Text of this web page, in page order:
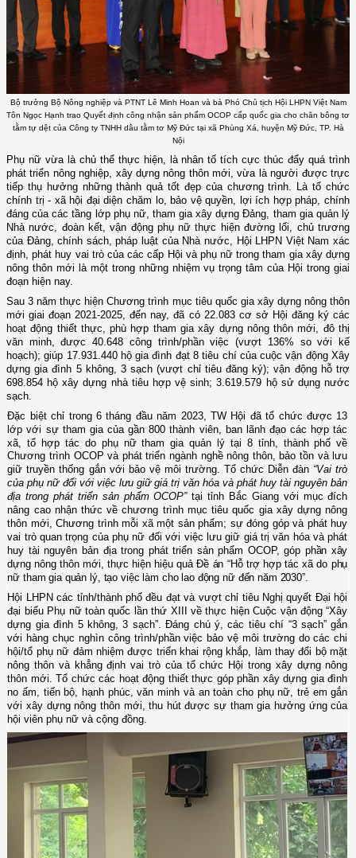
Bộ trưởng Bộ Nông nghiệp và PTNT Lê Minh Hoan và bà Phó Chủ tịch Hội LHPN Việt Nam
Tôn Ngọc Hạnh trao Quyết định công nhận sản phẩm OCOP cấp quốc gia cho chăn bông tơ
tằm tự dệt của Công ty TNHH dâu tằm tơ Mỹ Đức tại xã Phùng Xá, huyện Mỹ Đức, TP. Hà
Nội
Phụ nữ vừa là chủ thể thực hiện, là nhân tố tích cực thúc đẩy quá trình
phát triển nông nghiệp, xây dựng nông thôn mới, vừa là người được trực
tiếp thụ hưởng những thành quả tốt đẹp của chương trình. Là tổ chức
chính trị - xã hội đại diện chăm lo, bảo vệ quyền, lợi ích hợp pháp, chính
đáng của các tầng lớp phụ nữ, tham gia xây dựng Đảng, tham gia quản lý
Nhà nước, đoàn kết, vận động phụ nữ thực hiện đường lối, chủ trương
của Đảng, chính sách, pháp luật của Nhà nước, Hội LHPN Việt Nam xác
định, phát huy vai trò của các cấp Hội và phụ nữ trong tham gia xây dựng
nông thôn mới là một trong những nhiệm vụ trọng tâm của Hội trong giai
đoạn hiện nay.
Sau 3 năm thực hiện Chương trình mục tiêu quốc gia xây dựng nông thôn
mới giai đoạn 2021-2025 , đến nay,đã có 22.083 cơ sở Hội đăng ký các
hoạt động thiết thực, phù hợp tham gia xây dựng nông thôn mới, đô thị
văn minh, được 40.648 công trình/phần việc (vượt 136% so với kế
hoạch); giúp 17.931.440 hộ gia đình đạt 8 tiêu chí của cuộc vận động Xây
dựng gia đình 5 không, 3 sạch (vượt chỉ tiêu đăng ký); vận động hỗ trợ
698.854 hộ xây dựng nhà tiêu hợp vệ sinh; 3.619.579 hộ sử dụng nước
sạch.
Đặc biệt chỉ trong 6 tháng đầu năm 2023, TWHội đã tổ chức được 13
lớp với sự tham gia của gần 800 thành viên, ban lãnh đạo các hợp tác
xã, tổ hợp tác do phụ nữ tham gia quản lý tại 8 tỉnh, thành phốvề
Chương trình OCOP và phát triển ngành nghề nông thôn, bảo tồn và lưu
giữ truyền thống gắn với bảo vệ môi trường. Tổ chức Diễn đàn “Vai trò
của phụ nữ đối với việc lưu giữ giá trị văn hóa và phát huy tài nguyên bản
địa trong phát triển sản phẩm OCOP”tại tỉnh Bắc Giang với mục đích
nâng cao nhận thức về chương trình mục tiêu quốc gia xây dựng nông
thôn mới, Chương trình mỗi xã một sản phẩm; sự đóng góp và phát huy
vai trò quan trọng của phụ nữ đối với việc lưu giữ giá trị văn hóa và phát
huy tài nguyên bản địa trong phát triển sản phẩm OCOP, góp phần xây
dựng nông thôn mới, thực hiện hiệu quả Đề án “Hỗ trợ hợp tác xã do phụ
nữ tham gia quản lý, tạo việc làm cho lao động nữ đến năm 2030”.
Hội LHPN các tỉnh/thành phố đều đạt và vượt chỉ tiêu Nghị quyết Đại hội
đại biểu Phụ nữ toàn quốc lần thứ XIII về thực hiện Cuộc vận động “Xây
dựng gia đình 5 không, 3 sạch”. Đáng chú ý, các tiêu chí “3 sạch” gắn
với hàng chục nghìn công trình/phần việc bảo vệ môi trường do các chi
hội/tổ phụ nữ đảm nhiệm được triển khai rộng khắp, làm thay đổi bộ mặt
nông thôn và khẳng định vai trò của tổ chức Hội trong xây dựng nông
thôn mới .Tổ chức các hoạt động thiết thực góp phần xây dựng gia đình
no ấm, tiến bộ, hạnh phúc, văn minh và an toàn cho phụ nữ, trẻ em gắn
với xây dựng nông thôn mới, thu hút được sự tham gia hưởng ứng của
hội viên phụ nữ và cộng đồng.